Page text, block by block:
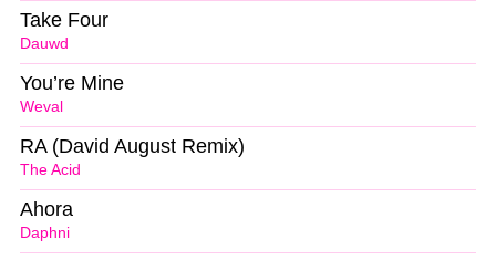
Dauwd
Take Four
Weval
You’re Mine
The Acid
RA (David August Remix)
Daphni
Ahora